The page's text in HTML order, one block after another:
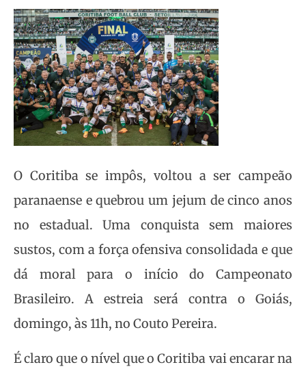
O Coritiba se impôs, voltou a ser campeão
paranaense e quebrou um jejum de cinco anos
no estadual. Uma conquista sem maiores
sustos, com a força ofensiva consolidada e que
dá moral para o início do Campeonato
Brasileiro. A estreia será contra o Goiás,
domingo, às 11h, no Couto Pereira.
É claro que o nível que o Coritiba vai encarar na